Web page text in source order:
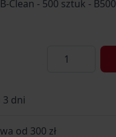
Clean - 500 sztuk - B500
Ilość
3 dni
od 300 zł